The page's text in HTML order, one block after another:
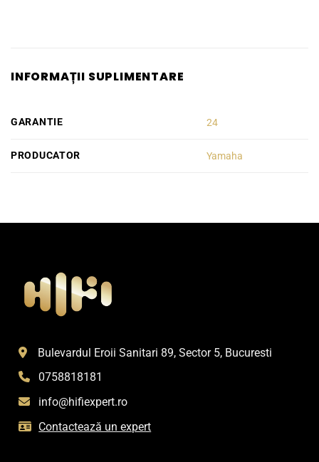
INFORMAȚII SUPLIMENTARE
GARANTIE 24
PRODUCATOR Yamaha
Bulevardul Eroii Sanitari 89, Sector 5, Bucuresti
0758818181
info@hifiexpert.ro
Contactează un expert